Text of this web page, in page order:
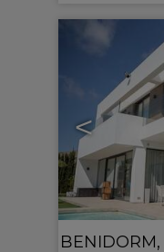
<
BENIDORM,